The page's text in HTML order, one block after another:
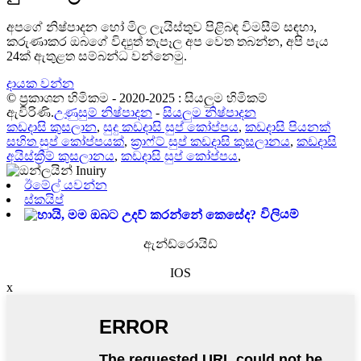
අපගේ නිෂ්පාදන හෝ මිල ලැයිස්තුව පිළිබඳ විමසීම් සඳහා,
කරුණාකර ඔබගේ විද්‍යුත් තැපෑල අප වෙත තබන්න, අපි පැය
24ක් ඇතුළත සම්බන්ධ වන්නෙමු.
දායක වන්න
© ප්‍රකාශන හිමිකම - 2020-2025 : සියලුම හිමිකම්
ඇවිරිණි.උණුසුම් නිෂ්පාදන - සියලුම නිෂ්පාදන
කඩදාසි කුසලාන, සුදු කඩදාසි සුප් කෝප්පය, කඩදාසි පියනක්
සහිත සුප් කෝප්පයක්, ක්‍රාෆ්ට් සුප් කඩදාසි කුසලානය, කඩදාසි
අයිස්ක්‍රීම් කුසලානය, කඩදාසි සුප් කෝප්පය,
ඊමේල් යවන්න
ස්කයිප්
විලියම්
ඇන්ඩ්රොයිඩ්
IOS
x